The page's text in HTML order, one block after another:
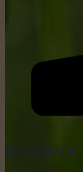
tel: +352 26 15 26